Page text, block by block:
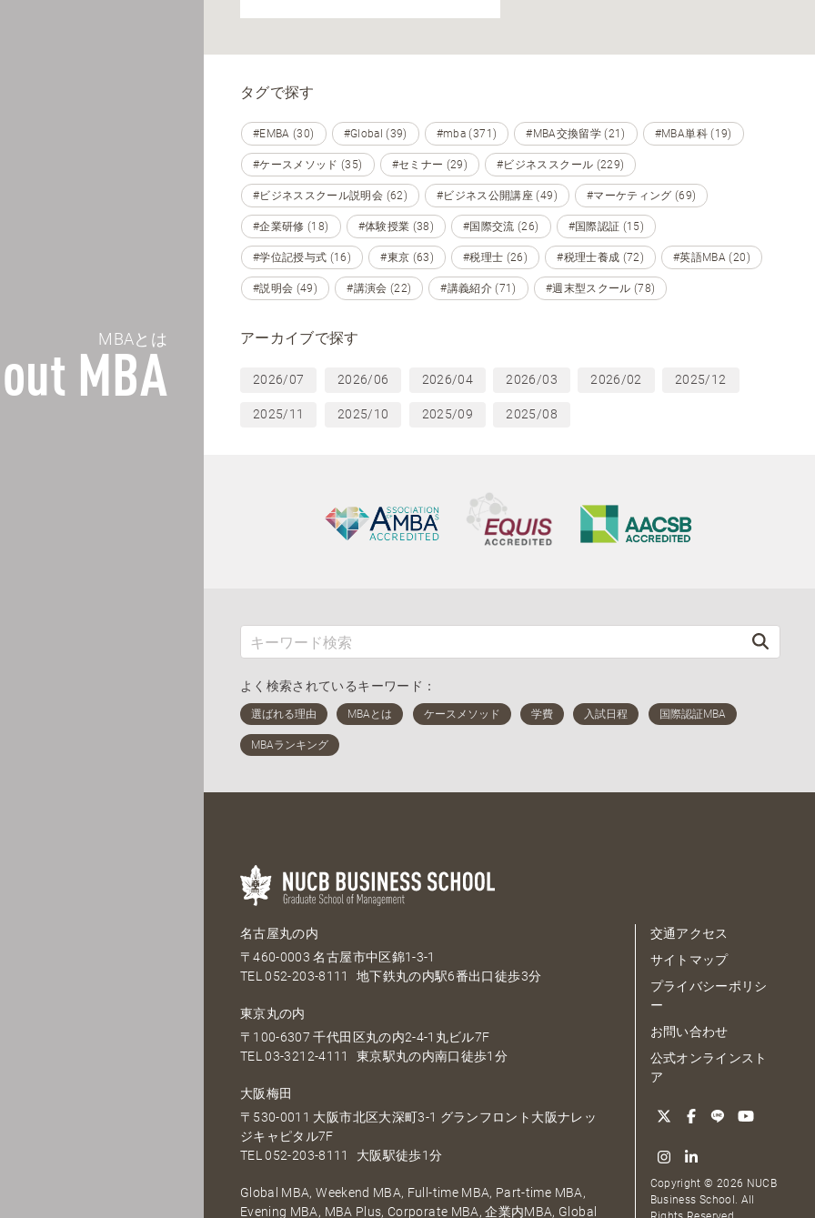
MBAとは
MBA
タグで探す
#EMBA (30) #Global (39) #mba (371) #MBA交換留学 (21) #MBA単科 (19)
#ケースメソッド (35) #セミナー (29) #ビジネススクール (229)
#ビジネススクール説明会 (62) #ビジネス公開講座 (49) #マーケティング (69)
#企業研修 (18) #体験授業 (38) #国際交流 (26) #国際認証 (15)
#学位記授与式 (16) #東京 (63) #税理士 (26) #税理士養成 (72) #英語MBA (20)
#説明会 (49) #講演会 (22) #講義紹介 (71) #週末型スクール (78)
アーカイブで探す
2026/07 2026/06 2026/04 2026/03 2026/02 2025/12
2025/11 2025/10 2025/09 2025/08
よく検索されているキーワード：
名古屋丸の内
〒460-0003 名古屋市中区錦1-3-1
TEL052-203-8111 地下鉄丸の内駅6番出口徒歩3分
東京丸の内
〒100-6307 千代田区丸の内2-4-1丸ビル7F
TEL03-3212-4111 東京駅丸の内南口徒歩1分
大阪梅田
〒530-0011 大阪市北区大深町3-1 グランフロント大阪ナレッ
ジキャピタル7F
TEL052-203-8111 大阪駅徒歩1分
Global MBA, Weekend MBA, Full-time MBA, Part-time MBA,
Evening MBA, MBA Plus, Corporate MBA, 企業内MBA, Global
交通アクセス
サイトマップ
プライバシーポリシ
ー
お問い合わせ
公式オンラインスト
ア
Copyright © 2026 NUCB
Business School. All